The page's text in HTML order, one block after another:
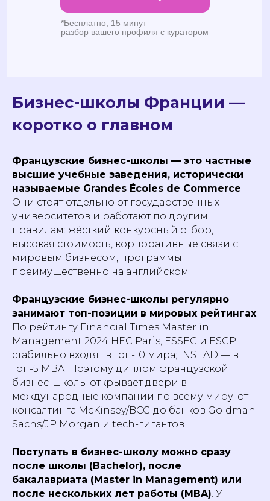
Бизнес-школы Франции —
коротко о главном
Французские бизнес-школы — это частные
высшие учебные заведения, исторически
называемые Grandes Écoles de Commerce.
Они стоят отдельно от государственных
университетов и работают по другим
правилам: жёсткий конкурсный отбор,
высокая стоимость, корпоративные связи с
мировым бизнесом, программы
преимущественно на английском
Французские бизнес-школы регулярно
занимают топ-позиции в мировых рейтингах.
По рейтингу Financial Times Master in
Management 2024 HEC Paris, ESSEC и ESCP
стабильно входят в топ-10 мира; INSEAD — в
топ-5 MBA. Поэтому диплом французской
бизнес-школы открывает двери в
международные компании по всему миру: от
консалтинга McKinsey/BCG до банков Goldman
Sachs/JP Morgan и tech-гигантов
Поступать в бизнес-школу можно сразу
после школы (Bachelor), после
бакалавриата (Master in Management) или
после нескольких лет работы (MBA). У
HEC Paris
01